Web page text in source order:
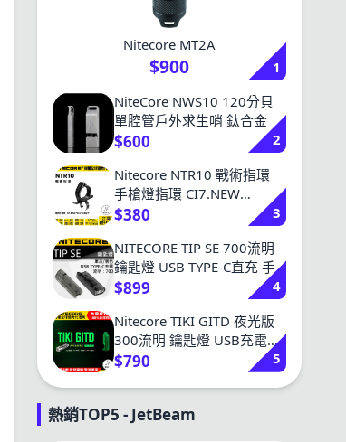
Nitecore MT2A
$900
1
NiteCore NWS10 120分貝
單腔管戶外求生哨 鈦合金
$600
2
Nitecore NTR10 戰術指環
手槍燈指環 CI7.NEW
P12.P22R系列
$380
3
NITECORE TIP SE 700流明
鑰匙燈 USB TYPE-C直充 手
電筒
$899
4
Nitecore TIKI GITD 夜光版
300流明 鑰匙燈 USB充電
UV燈 防誤觸
$790 5
熱銷TOP5 - JetBeam